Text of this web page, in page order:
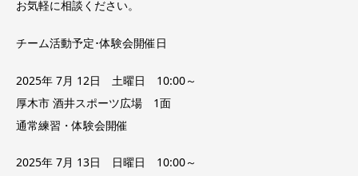
お気軽に相談ください。
チーム活動予定･体験会開催日
2025年 7月 12日 土曜日 10:00～
厚木市 酒井スポーツ広場 1面
通常練習・体験会開催
2025年 7月 13日 日曜日 10:00～